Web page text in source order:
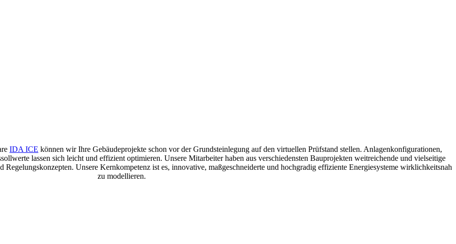
IDA ICE können wir Ihre Gebäudeprojekte schon vor der Grundsteinlegung auf den virtuellen Prüfstand stellen. Anlagenkonfigurationen,
lassen sich leicht und effizient optimieren. Unsere Mitarbeiter haben aus verschiedensten Bauprojekten weitreichende und vielseitige
Unsere Kernkompetenz ist es, innovative, maßgeschneiderte und hochgradig effiziente Energiesysteme wirklichkeitsnah
zu modellieren.